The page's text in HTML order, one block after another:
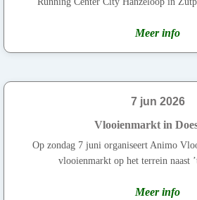
Meer info
7 jun 2026
Vlooienmarkt in
Op zondag 7 juni organiseert Animo
vlooienmarkt op het terrein naast
Meer info